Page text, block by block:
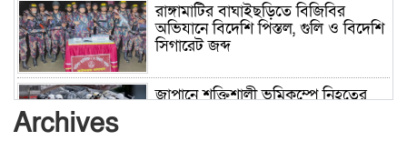
রাঙ্গামাটির বাঘাইছড়িতে বিজিবির
অভিযানে বিদেশি পিস্তল, গুলি ও বিদেশি
সিগারেট জব্দ
জাপানে শক্তিশালী ভূমিকম্পে নিহতের
Archives